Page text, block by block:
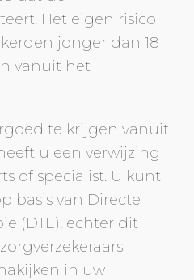
Het eigen risico
jonger dan 18
vanuit het
te krijgen vanuit
u een verwijzing
of specialist. U kunt
basis van Directe
(DTE), echter dit
in uw